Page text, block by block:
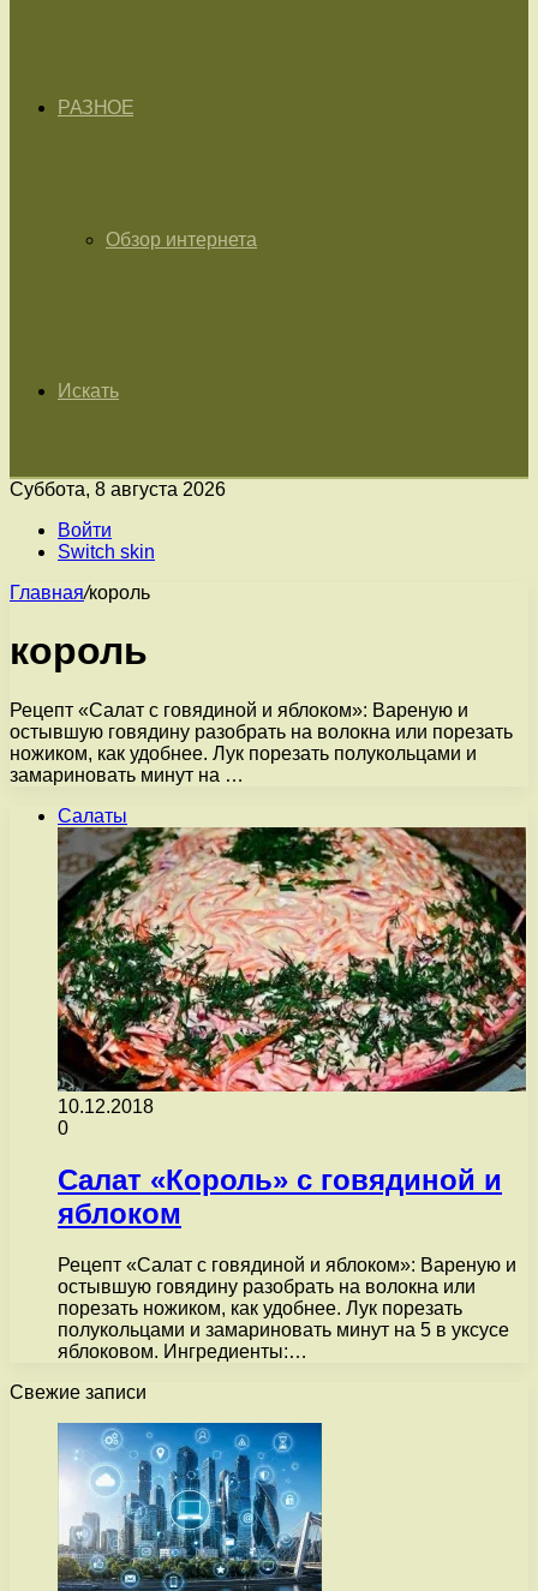
РАЗНОЕ
Обзор интернета
Искать
Суббота, 8 августа 2026
Войти
Switch skin
Главная/король
король
Рецепт «Салат с говядиной и яблоком»: Вареную и
остывшую говядину разобрать на волокна или порезать
ножиком, как удобнее. Лук порезать полукольцами и
замариновать минут на …
Салаты
10.12.2018
0
Салат «Король» с говядиной и
яблоком
Рецепт «Салат с говядиной и яблоком»: Вареную и
остывшую говядину разобрать на волокна или
порезать ножиком, как удобнее. Лук порезать
полукольцами и замариновать минут на 5 в уксусе
яблоковом. Ингредиенты:…
Свежие записи